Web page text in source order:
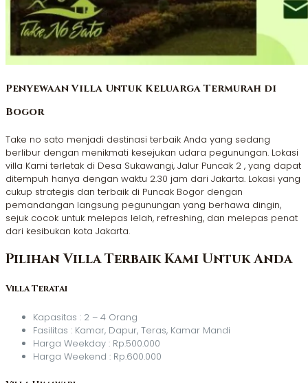
Penyewaan Villa Untuk Keluarga Termurah di
Bogor
Take no sato menjadi destinasi terbaik Anda yang sedang
berlibur dengan menikmati kesejukan udara pegunungan. Lokasi
villa Kami terletak di Desa Sukawangi, Jalur Puncak 2 , yang dapat
ditempuh hanya dengan waktu 2.30 jam dari Jakarta. Lokasi yang
cukup strategis dan terbaik di Puncak Bogor dengan
pemandangan langsung pegunungan yang berhawa dingin,
sejuk cocok untuk melepas lelah, refreshing, dan melepas penat
dari kesibukan kota Jakarta.
Pilihan Villa Terbaik Kami Untuk Anda
Villa Teratai
Kapasitas : 2 – 4 Orang
Fasilitas : Kamar, Dapur, Teras, Kamar Mandi
Harga Weekday : Rp.500.000
Harga Weekend : Rp.600.000